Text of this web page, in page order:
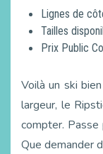
Lignes de
Tailles
Prix Public
Voilà un ski
largeur, le
compter.
Que demander